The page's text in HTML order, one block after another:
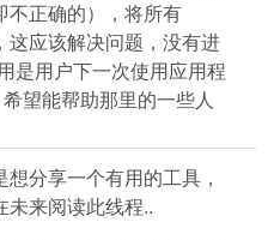
不正确的），将所有
这应该解决问题，没有进
是用户下一次使用应用程
望能帮助那里的一些人
分享一个有用的工具，
未来阅读此线程..